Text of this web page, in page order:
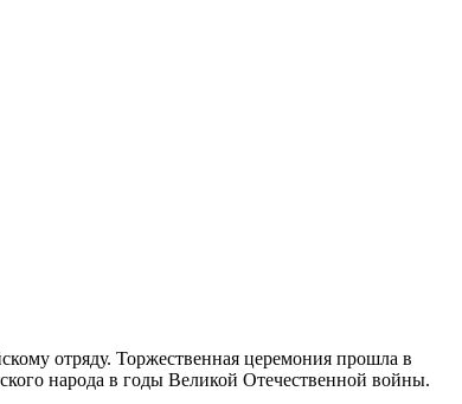
отряду. Торжественная церемония прошла в
народа в годы Великой Отечественной войны.